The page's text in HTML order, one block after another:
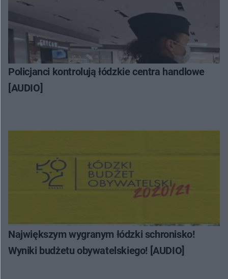
Policjanci kontrolują łódzkie centra handlowe
[AUDIO]
Największym wygranym łódzki schronisko!
Wyniki budżetu obywatelskiego! [AUDIO]